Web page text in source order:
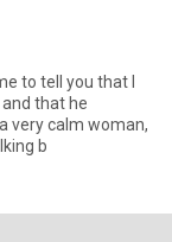
to tell you that I
that he
very calm woman,
b